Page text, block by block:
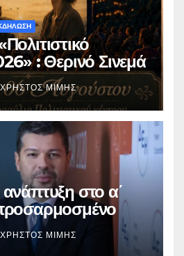
: Θερινό Σινεμά
ταινία
ΜΊΜΗΣ
στο α΄
δισ.
ΧΡΉΣΤΟΣ ΜΊΜΗΣ